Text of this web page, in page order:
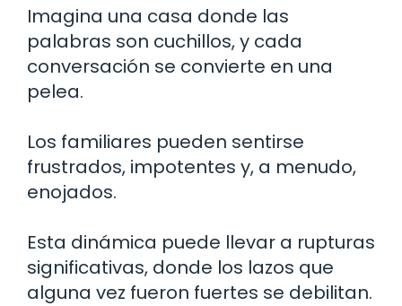
Imagina una casa donde las
palabras son cuchillos, y cada
conversación se convierte en una
pelea.
Los familiares pueden sentirse
frustrados, impotentes y, a menudo,
enojados.
Esta dinámica puede llevar a rupturas
significativas, donde los lazos que
alguna vez fueron fuertes se debilitan.